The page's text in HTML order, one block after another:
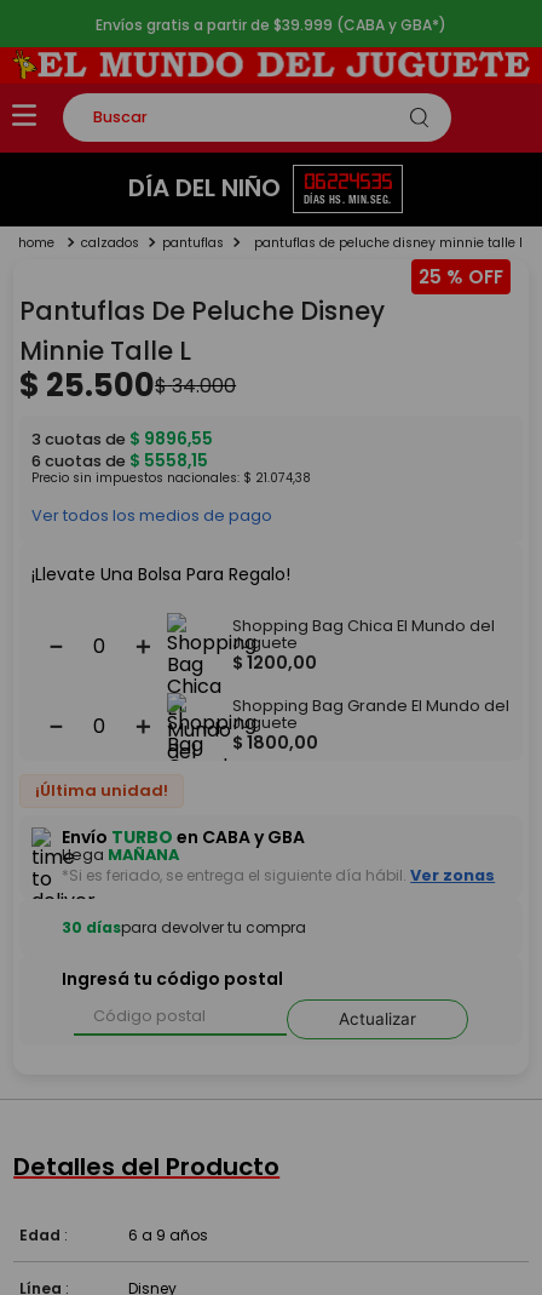
Envíos gratis a partir de $39.999 (CABA y GBA*)
Buscar
TÉRMINOS MÁS BUSCADOS
2.
lego
monopatin
5. toy story
DÍA DEL NIÑO 06
DÍAS
22
HS.
45
MIN.
35
SEG.
calzados pantuflas pantuflas de peluche disney minnie talle l
25 %
Pantuflas De Peluche Disney
Minnie Talle L
$ 25.500$34.000
3 cuotas de $ 9896,55
6 cuotas de $ 5558,15
Precio sin impuestos nacionales: $ 21.074,38
Ver todos los medios de pago
¡Llevate Una Bolsa Para Regalo!
＋
－
Shopping Bag Chica El Mundo del
Juguete
$ 1200,00
＋
－
Shopping Bag Grande El Mundo del
Juguete
$ 1800,00
¡Última unidad!
Envío TURBO en CABA y GBA
Llega MAÑANA
*Si es feriado, se entrega el siguiente día hábil. Ver zonas
30 díaspara devolver tu compra
Ingresá tu código postal
Actualizar
Detalles del Producto
Edad : 6 a 9 años
Línea : Disney